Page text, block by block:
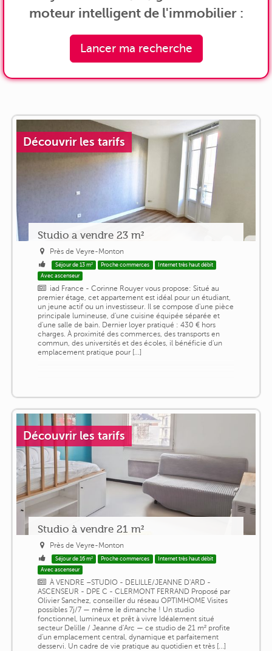
moteur intelligent de l'immobilier :
Lancer ma recherche
Découvrir les tarifs
Studio a vendre 23 m²
Près de Veyre-Monton
Séjour de 13 m² Proche commerces
Internet très haut débit
Avec ascenseur
iad France - Corinne Rouyer vous propose: Situé au
premier étage, cet appartement est idéal pour un étudiant,
un jeune actif ou un investisseur. Il se compose d'une pièce
principale lumineuse, d'une cuisine équipée séparée et
d'une salle de bain. Dernier loyer pratiqué : 430 € hors
charges. À proximité des commerces, des transports en
commun, des universités et des écoles, il bénéficie d'un
emplacement pratique pour [...]
Découvrir les tarifs
Studio à vendre 21 m²
Près de Veyre-Monton
Séjour de 16 m² Proche commerces
Internet très haut débit
Avec ascenseur
À VENDRE –STUDIO - DELILLE/JEANNE D'ARD -
ASCENSEUR - DPE C - CLERMONT FERRAND Proposé par
Olivier Sanchez, conseiller du réseau OPTIMHOME Visites
possibles 7j/7 — même le dimanche ! Un studio
fonctionnel, lumineux et prêt à vivre Idéalement situé
secteur Delille / Jeanne d'Arc — ce studio de 21 m² profite
d'un emplacement central, dynamique et parfaitement
desservi. Un cadre de vie pratique au quotidien et très [...]